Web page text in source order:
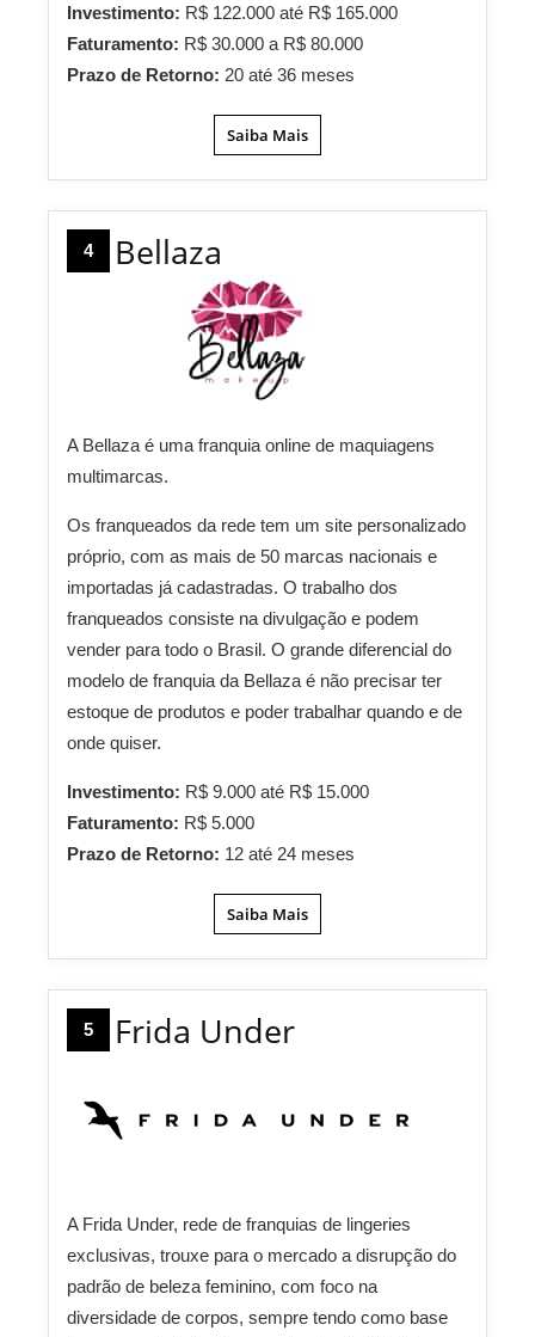
Investimento: R$ 122.000 até R$ 165.000
Faturamento: R$ 30.000 a R$ 80.000
Prazo de Retorno: 20 até 36 meses
Saiba Mais
4 Bellaza
A Bellaza é uma franquia online de maquiagens
multimarcas.
Os franqueados da rede tem um site personalizado
próprio, com as mais de 50 marcas nacionais e
importadas já cadastradas. O trabalho dos
franqueados consiste na divulgação e podem
vender para todo o Brasil. O grande diferencial do
modelo de franquia da Bellaza é não precisar ter
estoque de produtos e poder trabalhar quando e de
onde quiser.
Investimento: R$ 9.000 até R$ 15.000
Faturamento: R$ 5.000
Prazo de Retorno: 12 até 24 meses
Saiba Mais
5 Frida Under
A Frida Under, rede de franquias de lingeries
exclusivas, trouxe para o mercado a disrupção do
padrão de beleza feminino, com foco na
diversidade de corpos, sempre tendo como base